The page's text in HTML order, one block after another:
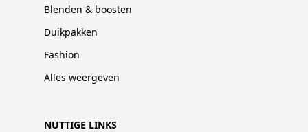
Blenden & boosten
Duikpakken
Fashion
Alles weergeven
NUTTIGE LINKS